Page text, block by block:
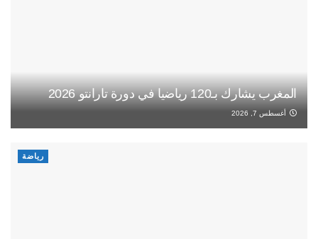
المغرب يشارك بـ120 رياضيا في دورة تارانتو 2026
أغسطس 7, 2026
رياضة